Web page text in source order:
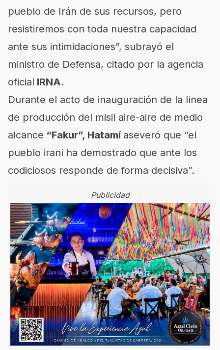
pueblo de Irán de sus recursos, pero
resistiremos con toda nuestra capacidad
ante sus intimidaciones”, subrayó el
ministro de Defensa, citado por la agencia
oficial IRNA.
Durante el acto de inauguración de la línea
de producción del misil aire-aire de medio
alcance “Fakur”, Hatamí aseveró que “el
pueblo iraní ha demostrado que ante los
codiciosos responde de forma decisiva”.
Publicidad